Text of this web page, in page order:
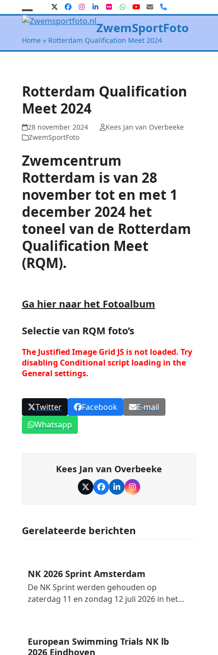
to
TwitterFacebook
Instagram
LinkedIn
FlickrWhatsapp
YouTube
E-
mail
Phone
Open
mobile
menu
Close
mobile
menu
ZwemSportFoto
Home» Rotterdam Qualification Meet 2024
Rotterdam Qualification
Meet 2024
28 november 2024
Kees Jan van Overbeeke
ZwemSportFoto
Zwemcentrum
Rotterdam is van 28
november tot en met 1
december 2024 het
toneel van de Rotterdam
Qualification Meet
(RQM).
Ga hier naar het Fotoalbum
Selectie van RQM foto’s
The Justified Image Grid JS is not loaded. Try
disabling Conditional script loading in the
General settings.
Twitter Facebook
E-mail
Whatsapp
Kees Jan van Overbeeke
TwitterFacebook
LinkedInInstagram
Gerelateerde berichten
NK 2026 Sprint Amsterdam
De NK Sprint werden gehouden op
zaterdag 11 en zondag 12 juli 2026 in het…
European Swimming Trials NK lb
2026 Eindhoven